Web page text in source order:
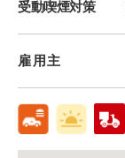
受動喫煙対策
雇用主